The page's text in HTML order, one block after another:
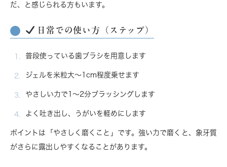
だ、と感じられる方もいます。
日常での使い方（ステップ）
普段使っている歯ブラシを用意します
ジェルを米粒大〜1cm程度乗せます
やさしい力で1〜2分ブラッシングします
よく吐き出し、うがいを軽めにします
ポイントは「やさしく磨くこと」です。強い力で磨くと、象牙質
がさらに露出しやすくなることがあります。